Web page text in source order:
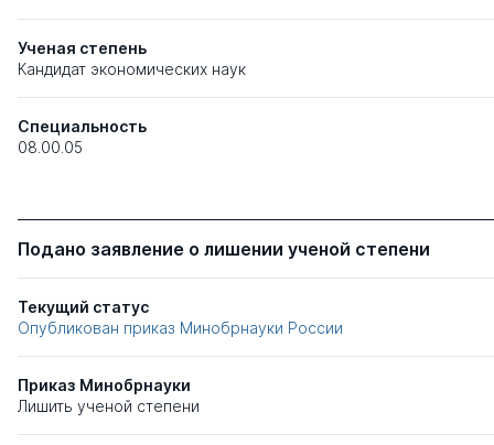
Ученая степень
Кандидат экономических наук
Специальность
08.00.05
Подано заявление о лишении ученой степени
Текущий статус
Опубликован приказ Минобрнауки России
Приказ Минобрнауки
Лишить ученой степени